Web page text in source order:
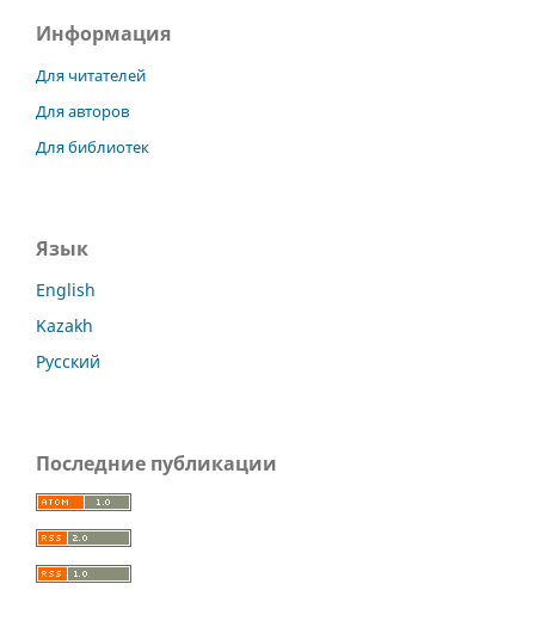
Информация
Для читателей
Для авторов
Для библиотек
Язык
English
Kazakh
Русский
Последние публикации